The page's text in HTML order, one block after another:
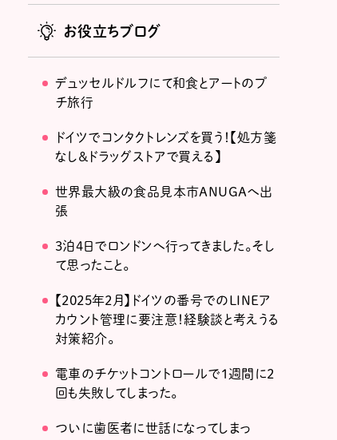
お役立ちブログ
デュッセルドルフにて和食とアートのプ
チ旅行
ドイツでコンタクトレンズを買う！【処方箋
なし＆ドラッグストアで買える】
世界最大級の食品見本市ANUGAへ出
張
3泊4日でロンドンへ行ってきました。そし
て思ったこと。
【2025年2月】ドイツの番号でのLINEア
カウント管理に要注意！経験談と考えうる
対策紹介。
電車のチケットコントロールで1週間に2
回も失敗してしまった。
ついに歯医者に世話になってしまっ